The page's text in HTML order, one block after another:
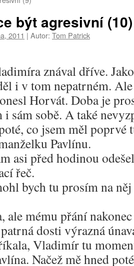
být agresivní (10)
2011 | Autor: Tom Patrick
znával dříve.
i v tom nepatrném. Ale
Horvát. Doba je
sám sobě. A také
co jsem měl poprvé
Pavlínu.
asi před hodinou
řeč.
bych tu prosím na
ale mému přání
dosti výrazná
Vladimír tu
Načež mě hned